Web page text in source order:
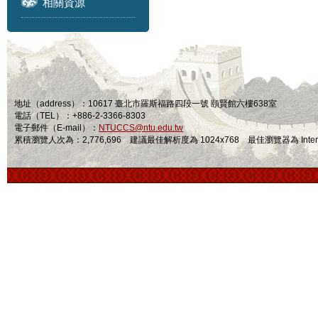
相關資源
地址（address）：10617 臺北市羅斯福路四段一號 頤賢館六樓638室
電話（TEL）：+886-2-3366-8303
電子郵件（E-mail）： NTUCCS@ntu.edu.tw
累積瀏覽人次為：2,776,696 建議最佳解析度為 1024x768 最佳瀏覽器為